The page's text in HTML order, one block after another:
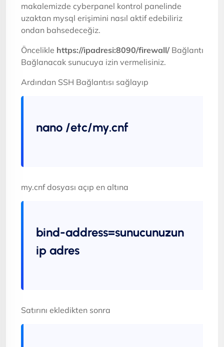
makalemizde cyberpanel kontrol panelinde
uzaktan mysql erişimini nasıl aktif edebiliriz
ondan bahsedeceğiz.
Öncelikle https://ipadresi:8090/firewall/
Bağlanacak sunucuya izin vermelisiniz.
Ardından SSH Bağlantısı sağlayıp
nano /etc/my.cnf
my.cnf dosyası açıp en altına
bind-address=sunucunuzun
ip adres
Satırını ekledikten sonra